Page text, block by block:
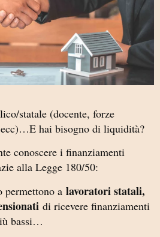
statale (docente, forze
hai bisogno di liquidità?
conoscere i finanziamenti
alla Legge 180/50:
permettono a lavoratori statali,
di ricevere finanziamenti
bassi…